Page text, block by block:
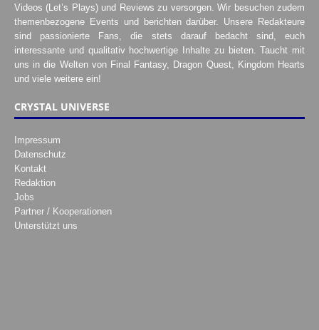
Videos (Let’s Plays) und Reviews zu versorgen. Wir besuchen zudem
themenbezogene Events und berichten darüber. Unsere Redakteure
sind passionierte Fans, die stets darauf bedacht sind, euch
interessante und qualitativ hochwertige Inhalte zu bieten. Taucht mit
uns in die Welten von Final Fantasy, Dragon Quest, Kingdom Hearts
und viele weitere ein!
CRYSTAL UNIVERSE
Impressum
Datenschutz
Kontakt
Redaktion
Jobs
Partner / Kooperationen
Unterstützt uns